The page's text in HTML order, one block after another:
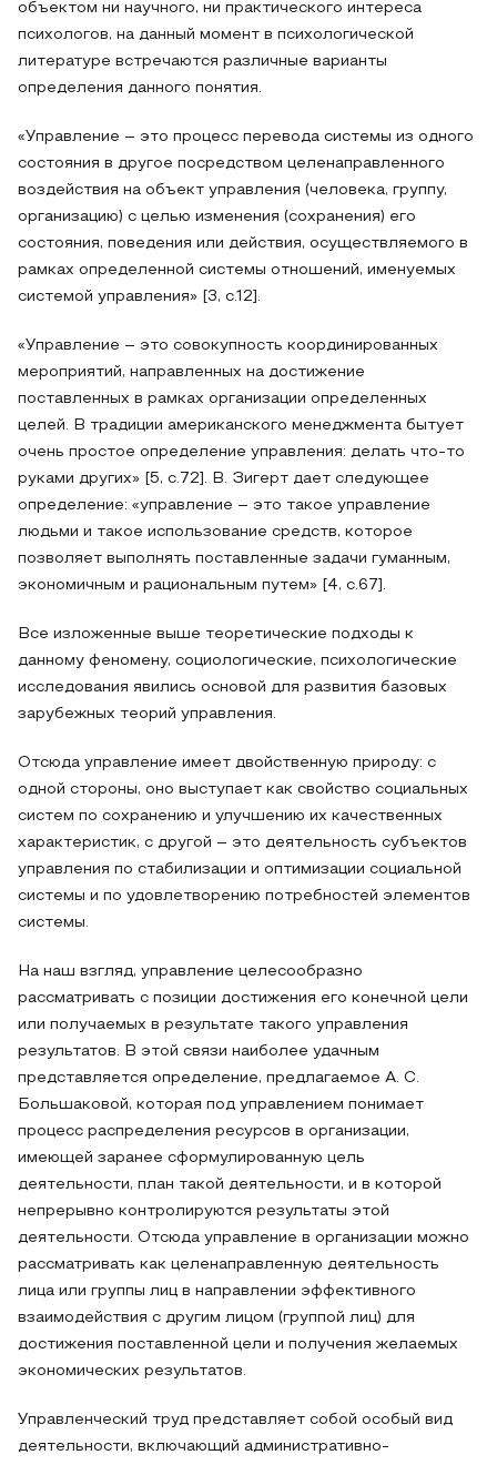
объектом ни научного, ни практического интереса
психологов, на данный момент в психологической
литературе встречаются различные варианты
определения данного понятия.
«Управление – это процесс перевода системы из одного
состояния в другое посредством целенаправленного
воздействия на объект управления (человека, группу,
организацию) с целью изменения (сохранения) его
состояния, поведения или действия, осуществляемого в
рамках определенной системы отношений, именуемых
системой управления» [3, с.12].
«Управление – это совокупность координированных
мероприятий, направленных на достижение
поставленных в рамках организации определенных
целей. В традиции американского менеджмента бытует
очень простое определение управления: делать что-то
руками других» [5, с.72]. В. Зигерт дает следующее
определение: «управление – это такое управление
людьми и такое использование средств, которое
позволяет выполнять поставленные задачи гуманным,
экономичным и рациональным путем» [4, с.67].
Все изложенные выше теоретические подходы к
данному феномену, социологические, психологические
исследования явились основой для развития базовых
зарубежных теорий управления.
Отсюда управление имеет двойственную природу: с
одной стороны, оно выступает как свойство социальных
систем по сохранению и улучшению их качественных
характеристик, с другой – это деятельность субъектов
управления по стабилизации и оптимизации социальной
системы и по удовлетворению потребностей элементов
системы.
На наш взгляд, управление целесообразно
рассматривать с позиции достижения его конечной цели
или получаемых в результате такого управления
результатов. В этой связи наиболее удачным
представляется определение, предлагаемое А. С.
Большаковой, которая под управлением понимает
процесс распределения ресурсов в организации,
имеющей заранее сформулированную цель
деятельности, план такой деятельности, и в которой
непрерывно контролируются результаты этой
деятельности. Отсюда управление в организации можно
рассматривать как целенаправленную деятельность
лица или группы лиц в направлении эффективного
взаимодействия с другим лицом (группой лиц) для
достижения поставленной цели и получения желаемых
экономических результатов.
Управленческий труд представляет собой особый вид
деятельности, включающий административно-